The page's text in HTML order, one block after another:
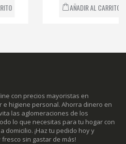
AÑADIR AL CARRITO
con precios mayoristas en
e higiene personal. Ahorra dinero en
las aglomeraciones de los
lo que necesitas para tu hogar con
domicilio. ¡Haz tu pedido hoy y
sin gastar de más!